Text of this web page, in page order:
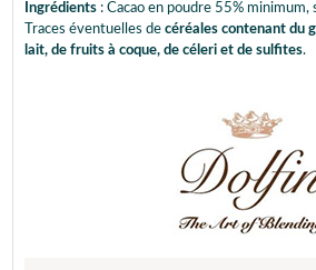
Ingrédients : Cacao en poudre 55%
Traces éventuelles de céréales contenant du
lait, de fruits à coque, de céleri et de sulfites.